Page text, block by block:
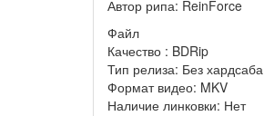
Автор рипа: ReinForce
Файл
Качество : BDRip
Тип релиза: Без хардсаба
Формат видео: MKV
Наличие линковки: Нет